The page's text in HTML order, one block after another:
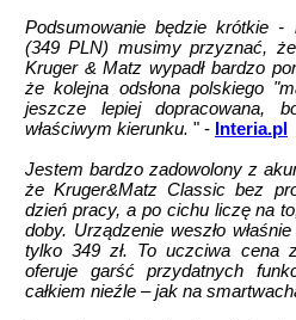
Podsumowanie będzie krótkie
(349 PLN) musimy przyznać,
Kruger & Matz wypadł bardzo
że kolejna odsłona polskiego
jeszcze lepiej dopracowana,
właściwym kierunku. " - Interia.pl
Jestem bardzo zadowolony z
że Kruger&Matz Classic bez
dzień pracy, a po cichu liczę na
doby. Urządzenie weszło
tylko 349 zł. To uczciwa cena
oferuje garść przydatnych
całkiem nieźle – jak na